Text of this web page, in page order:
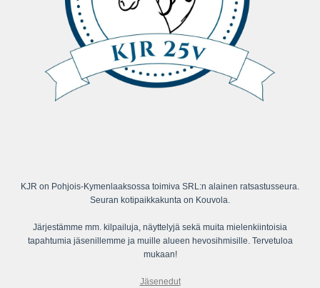
KJR on Pohjois-Kymenlaaksossa toimiva SRL:n alainen ratsastusseura.
Seuran kotipaikkakunta on Kouvola.
Järjestämme mm. kilpailuja, näyttelyjä sekä muita mielenkiintoisia
tapahtumia jäsenillemme ja muille alueen hevosihmisille. Tervetuloa
mukaan!
Jäsenedut